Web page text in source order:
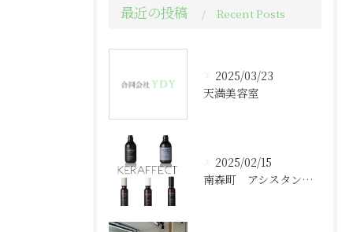
最近の投稿 Recent Posts
2025/03/23
天満美容室
2025/02/15
南森町 アシスタント求人